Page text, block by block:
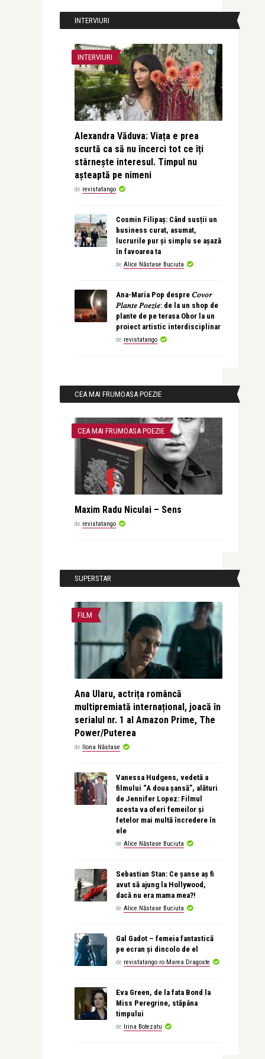
INTERVIURI
INTERVIURI
Alexandra Văduva: Viața e prea
scurtă ca să nu încerci tot ce îți
stârnește interesul. Timpul nu
așteaptă pe nimeni
de revistatango
Cosmin Filipaș: Când susții un
business curat, asumat,
lucrurile pur și simplu se așază
în favoarea ta
de Alice Năstase Buciuta
Ana-Maria Pop despre 𝐶𝑜𝑣𝑜𝑟
𝑃𝑙𝑎𝑛𝑡𝑒 𝑃𝑜𝑒𝑧𝑖𝑒: de la un shop de
plante de pe terasa Obor la un
proiect artistic interdisciplinar
de revistatango
CEA MAI FRUMOASA POEZIE
CEA MAI FRUMOASA POEZIE
Maxim Radu Niculai – Sens
de revistatango
SUPERSTAR
FILM
Ana Ularu, actrița româncă
multipremiată internațional, joacă în
serialul nr. 1 al Amazon Prime, The
Power/Puterea
de Ilona Năstase
Vanessa Hudgens, vedetă a
filmului “A doua șansă”, alături
de Jennifer Lopez: Filmul
acesta va oferi femeilor și
fetelor mai multă încredere în
ele
de Alice Năstase Buciuta
Sebastian Stan: Ce șanse aș fi
avut să ajung la Hollywood,
dacă nu era mama mea?!
de Alice Năstase Buciuta
Gal Gadot – femeia fantastică
pe ecran și dincolo de el
de revistatango.ro Marea Dragoste
Eva Green, de la fata Bond la
Miss Peregrine, stăpâna
timpului
de Irina Botezatu